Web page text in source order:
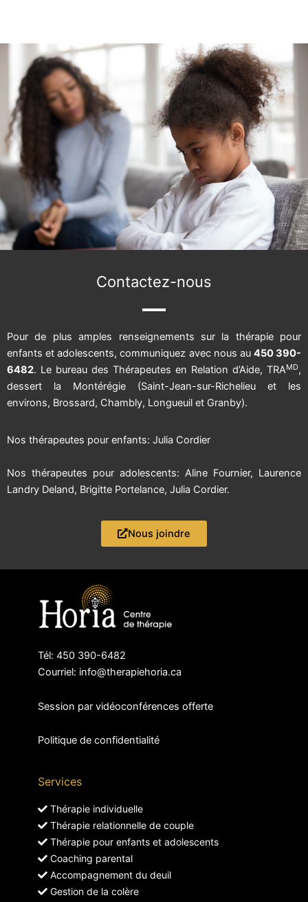
Contactez-nous
Pour de plus amples renseignements sur la thérapie pour
enfants et adolescents, communiquez avec nous au 450 390-
6482. Le bureau des Thérapeutes en Relation d’Aide, TRAMD,
dessert la Montérégie (Saint-Jean-sur-Richelieu et les
environs, Brossard, Chambly, Longueuil et Granby).
Nos thérapeutes pour enfants: Julia Cordier
Nos thérapeutes pour adolescents: Aline Fournier, Laurence
Landry Deland, Brigitte Portelance, Julia Cordier.
Nous joindre
Tél: 450 390-6482
Courriel: info@therapiehoria.ca
Session par vidéoconférences offerte
Politique de confidentialité
Services
Thérapie individuelle
Thérapie relationnelle de couple
Thérapie pour enfants et adolescents
Coaching parental
Accompagnement du deuil
Gestion de la colère